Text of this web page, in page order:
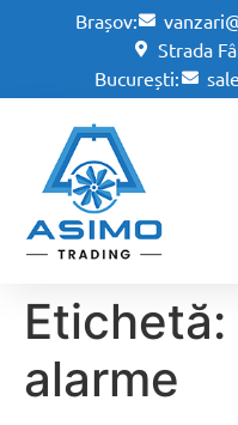
Brașov:
Strada
București:
Etichetă:
alarme